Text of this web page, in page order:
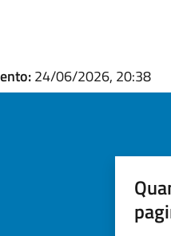
24/06/2026, 20:38